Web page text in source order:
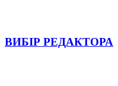
ВИБІР РЕДАКТОРА